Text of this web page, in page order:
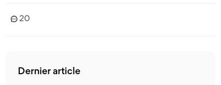
20
Dernier article